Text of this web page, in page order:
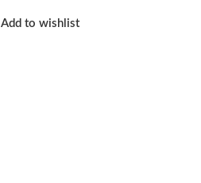
Add to wishlist